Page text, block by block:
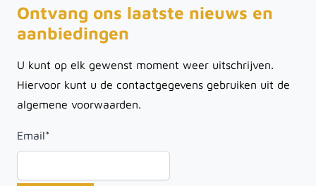
Ontvang ons laatste nieuws en
aanbiedingen
U kunt op elk gewenst moment weer uitschrijven.
Hiervoor kunt u de contactgegevens gebruiken uit de
algemene voorwaarden.
Email*